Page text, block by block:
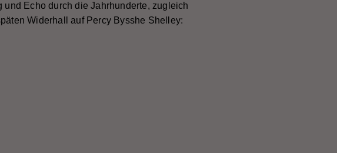
Echo durch die Jahrhunderte, zugleich
Widerhall auf Percy Bysshe Shelley: